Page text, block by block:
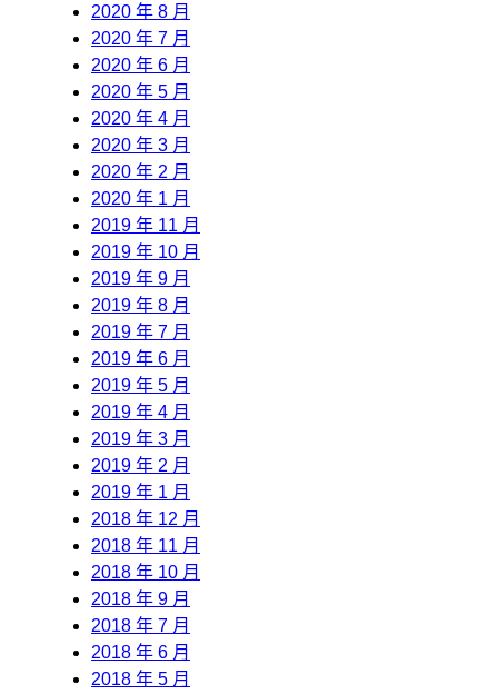
2020 年 8 月
2020 年 7 月
2020 年 6 月
2020 年 5 月
2020 年 4 月
2020 年 3 月
2020 年 2 月
2020 年 1 月
2019 年 11 月
2019 年 10 月
2019 年 9 月
2019 年 8 月
2019 年 7 月
2019 年 6 月
2019 年 5 月
2019 年 4 月
2019 年 3 月
2019 年 2 月
2019 年 1 月
2018 年 12 月
2018 年 11 月
2018 年 10 月
2018 年 9 月
2018 年 7 月
2018 年 6 月
2018 年 5 月